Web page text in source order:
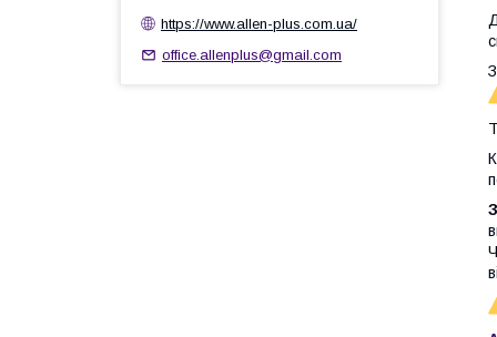
https://www.allen-plus.com.ua/
office.allenplus@gmail.com